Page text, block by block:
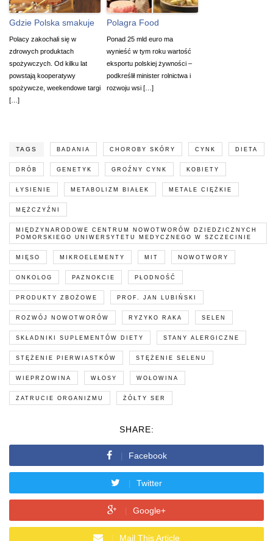
Gdzie Polska smakuje
Polacy zakochali się w
zdrowych produktach
spożywczych. Od kilku lat
powstają kooperatywy
spożywcze, weekendowe targi
[…]
Polagra Food
Ponad 25 mld euro ma
wynieść w tym roku wartość
eksportu polskiej żywności –
podkreślił minister rolnictwa i
rozwoju wsi […]
TAGS BADANIA CHOROBY SKÓRY CYNK DIETA
DRÓB GENETYK GROŹNY CYNK KOBIETY
ŁYSIENIE METABOLIZM BIAŁEK METALE CIĘŻKIE
MĘŻCZYŹNI
MIĘDZYNARODOWE CENTRUM NOWOTWORÓW DZIEDZICZNYCH
POMORSKIEGO UNIWERSYTETU MEDYCZNEGO W SZCZECINIE
MIĘSO MIKROELEMENTY MIT NOWOTWORY
ONKOLOG PAZNOKCIE PŁODNOŚĆ
PRODUKTY ZBOŻOWE PROF. JAN LUBIŃSKI
ROZWÓJ NOWOTWORÓW RYZYKO RAKA SELEN
SKŁADNIKI SUPLEMENTÓW DIETY STANY ALERGICZNE
STĘŻENIE PIERWIASTKÓW STĘŻENIE SELENU
WIEPRZOWINA WŁOSY WOŁOWINA
ZATRUCIE ORGANIZMU ŻÓŁTY SER
SHARE:
Facebook
Twitter
Google+
Mail This Article